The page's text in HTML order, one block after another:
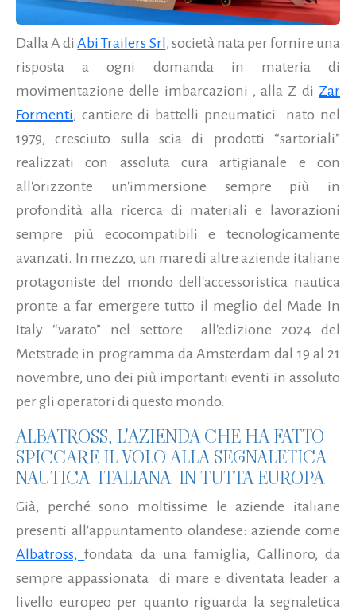
Dalla A diAbi Trailers Srl , società nata per fornire una
risposta a ogni domanda in materia di
movimentazione delle imbarcazioni , alla Z di Zar
Formenti, cantiere di battelli pneumatici nato nel
1979, cresciuto sulla scia di prodotti “sartoriali”
realizzati con assoluta cura artigianale e con
all'orizzonte un'immersione sempre più in
profondità alla ricerca di materiali e lavorazioni
sempre più ecocompatibili e tecnologicamente
avanzati. In mezzo, un mare di altre aziende italiane
protagoniste del mondo dell'accessoristica nautica
pronte a far emergere tutto il meglio del Made In
Italy “varato” nel settore all'edizione 2024 del
Metstrade in programma da Amsterdam dal 19 al 21
novembre, uno dei più importanti eventi in assoluto
per gli operatori di questo mondo.
ALBATROSS, L'AZIENDA CHE HA FATTO
SPICCARE IL VOLO ALLA SEGNALETICA
NAUTICA ITALIANA IN TUTTA EUROPA
Già, perché sono moltissime le aziende italiane
presenti all'appuntamento olandese: aziende come
Albatross,fondata da una famiglia, Gallinoro, da
sempre appassionata di mare e diventata leader a
livello europeo per quanto riguarda la segnaletica